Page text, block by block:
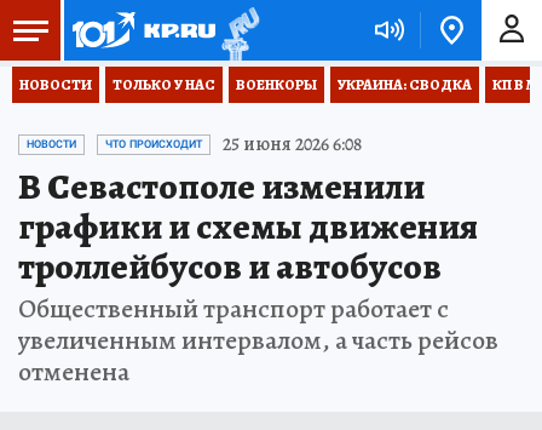
НОВОСТИ ТОЛЬКО У НАС ВОЕНКОРЫ УКРАИНА: СВОДКА КП В
НОВОСТИ ЧТО ПРОИСХОДИТ 25 июня 2026 6:08
В Севастополе изменили
графики и схемы движения
троллейбусов и автобусов
Общественный транспорт работает с
увеличенным интервалом, а часть рейсов
отменена